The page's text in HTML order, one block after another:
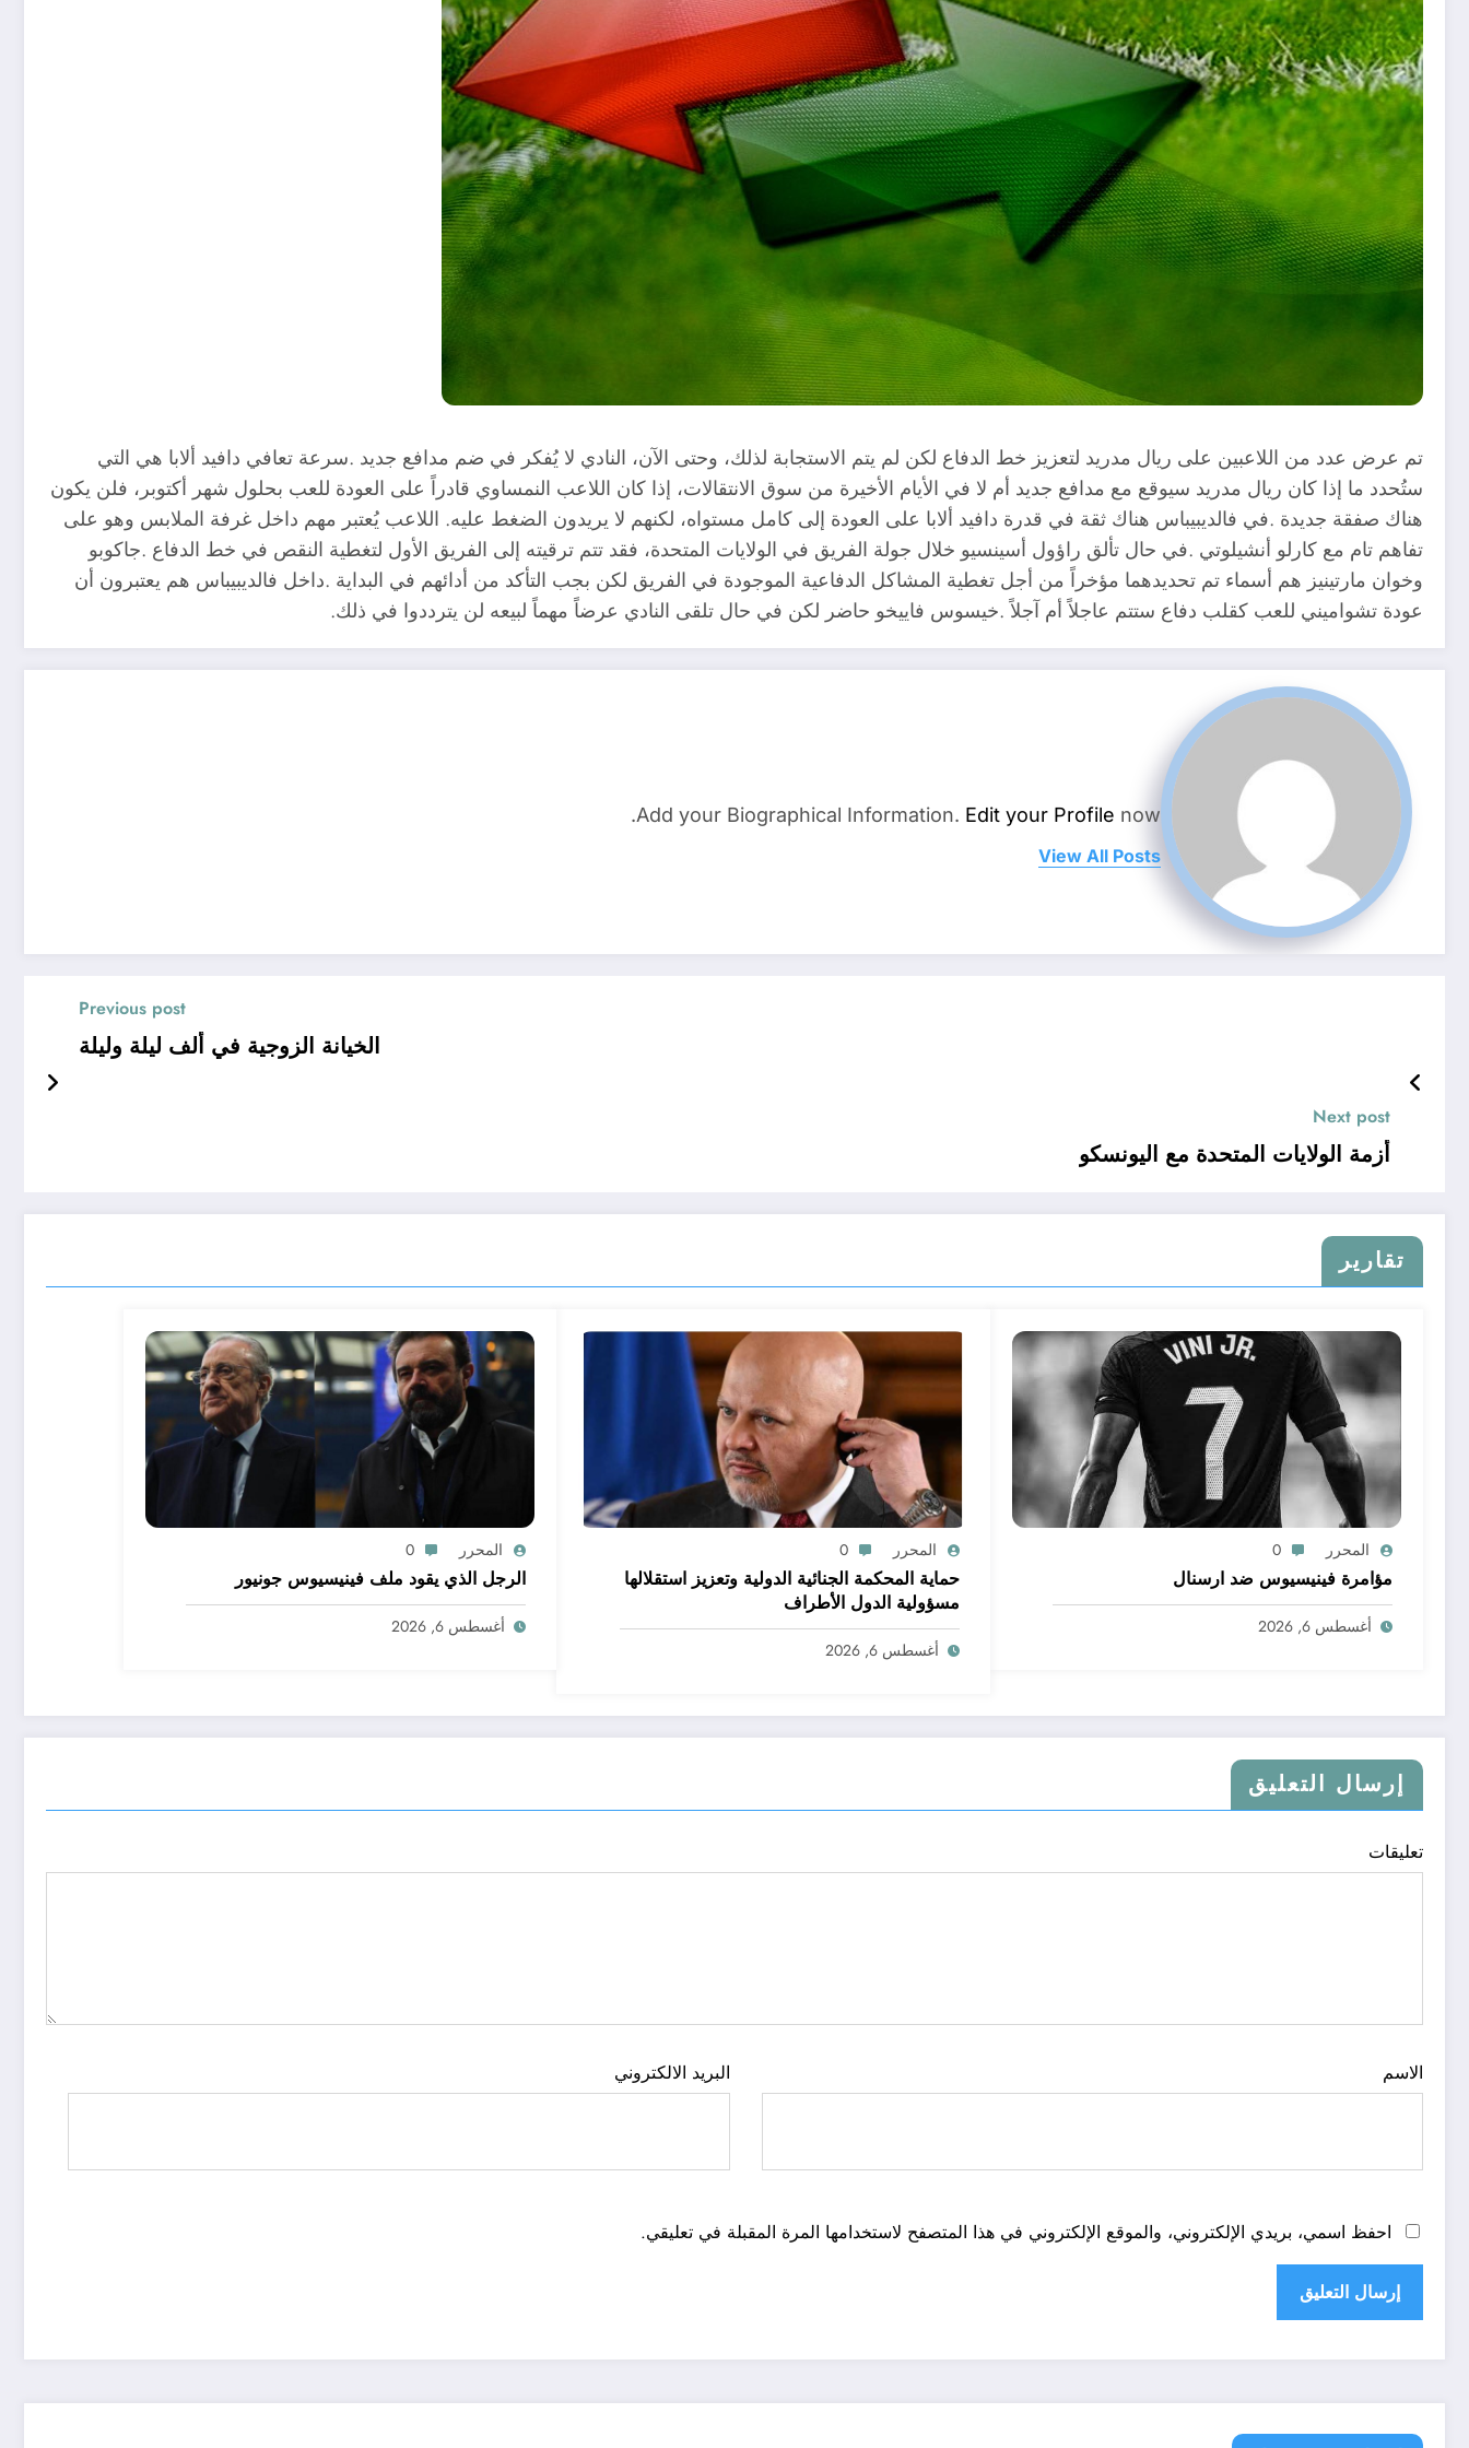
تم عرض عدد من اللاعبين على ريال مدريد لتعزيز خط الدفاع لكن لم يتم الاستجابة لذلك، وحتى الآن، النادي لا يُفكر في ضم مدافع جديد .سرعة تعافي دافيد ألابا هي التي
ستُحدد ما إذا كان ريال مدريد سيوقع مع مدافع جديد أم لا في الأيام الأخيرة من سوق الانتقالات، إذا كان اللاعب النمساوي قادراً على العودة للعب بحلول شهر أكتوبر، فلن يكون
هناك صفقة جديدة .في فالديبيباس هناك ثقة في قدرة دافيد ألابا على العودة إلى كامل مستواه، لكنهم لا يريدون الضغط عليه. اللاعب يُعتبر مهم داخل غرفة الملابس وهو على
تفاهم تام مع كارلو أنشيلوتي .في حال تألق راؤول أسينسيو خلال جولة الفريق في الولايات المتحدة، فقد تتم ترقيته إلى الفريق الأول لتغطية النقص في خط الدفاع .جاكوبو
وخوان مارتينيز هم أسماء تم تحديدهما مؤخراً من أجل تغطية المشاكل الدفاعية الموجودة في الفريق لكن بجب التأكد من أدائهم في البداية .داخل فالديبيباس هم يعتبرون أن
عودة تشواميني للعب كقلب دفاع ستتم عاجلاً أم آجلاً .خيسوس فاييخو حاضر لكن في حال تلقى النادي عرضاً مهماً لبيعه لن يترددوا في ذلك.
Add your Biographical Information. Edit your Profile now.
View All Posts
Previous post
الخيانة الزوجية في ألف ليلة وليلة
Next post
أزمة الولايات المتحدة مع اليونسكو
تقارير
المحرر 0
مؤامرة فينيسيوس ضد ارسنال
أغسطس 6, 2026
المحرر 0
حماية المحكمة الجنائية الدولية وتعزيز استقلالها
مسؤولية الدول الأطراف
أغسطس 6, 2026
المحرر 0
الرجل الذي يقود ملف فينيسيوس جونيور
أغسطس 6, 2026
إرسال التعليق
تعليقات
الاسم البريد الالكتروني
احفظ اسمي، بريدي الإلكتروني، والموقع الإلكتروني في هذا المتصفح لاستخدامها المرة المقبلة في تعليقي.